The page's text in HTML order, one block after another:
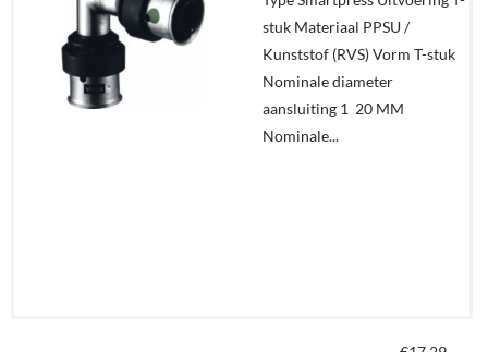
winkelmand
stuk Materiaal PPSU /
Kunststof (RVS) Vorm T-stuk
Nominale diameter
aansluiting 1 20 MM
Nominale...